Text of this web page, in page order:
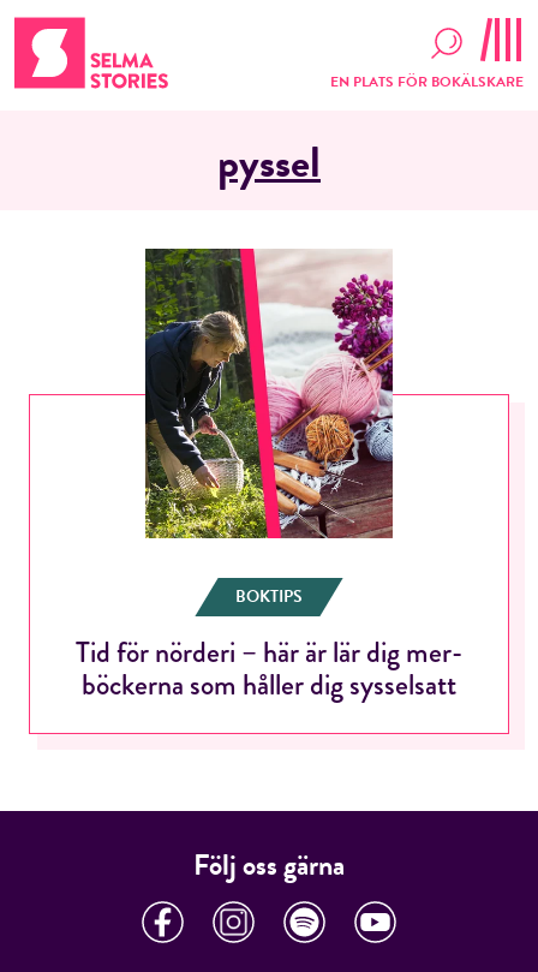
EN PLATS FÖR BOKÄLSKARE
RÖSTA
Jag accepterar villkoren.
pyssel
BOKTIPS
Tid för nörderi – här är lär dig mer-
böckerna som håller dig sysselsatt
Följ oss gärna